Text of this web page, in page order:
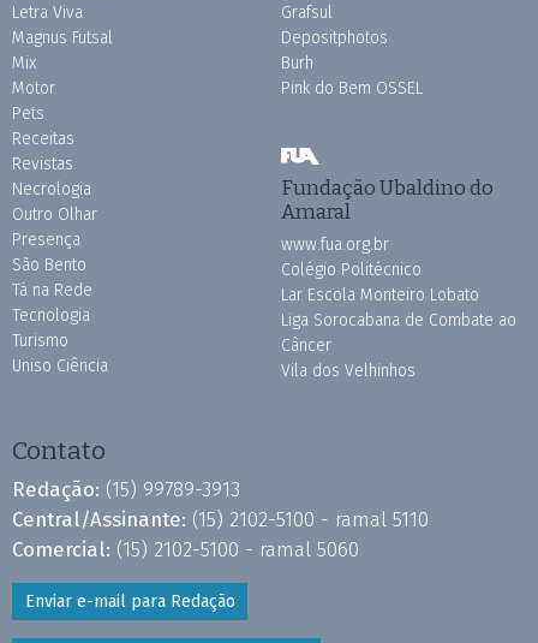
Letra Viva
Magnus Futsal
Mix
Motor
Pets
Receitas
Revistas
Necrologia
Outro Olhar
Presença
São Bento
Tá na Rede
Tecnologia
Turismo
Uniso Ciência
Grafsul
Depositphotos
Burh
Pink do Bem OSSEL
Fundação Ubaldino do
Amaral
www.fua.org.br
Colégio Politécnico
Lar Escola Monteiro Lobato
Liga Sorocabana de Combate ao
Câncer
Vila dos Velhinhos
Contato
Redação: (15) 99789-3913
Central/Assinante: (15) 2102-5100 - ramal 5110
Comercial: (15) 2102-5100 - ramal 5060
Enviar e-mail para Redação